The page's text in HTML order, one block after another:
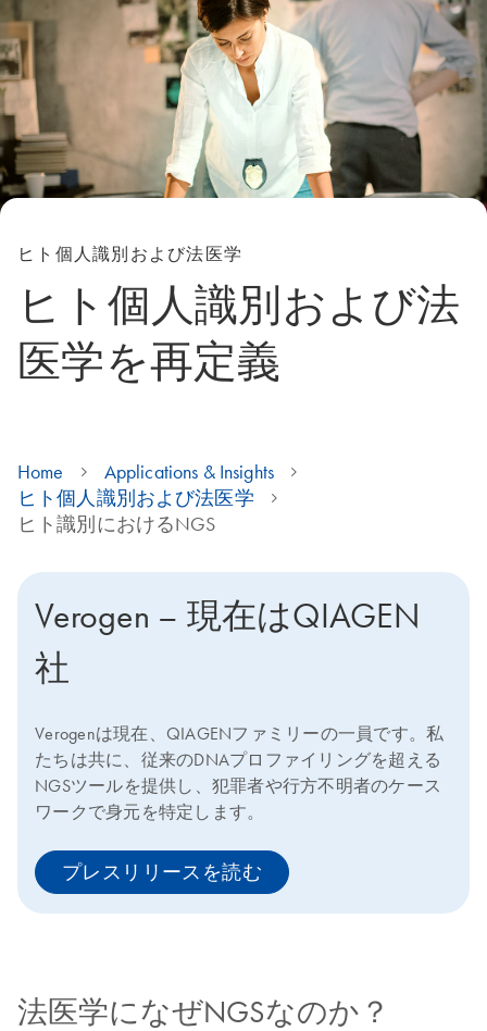
ヒト個人識別および法医学
ヒト個人識別および法
医学を再定義
Home
Applications & Insights
ヒト個人識別および法医学
ヒト識別におけるNGS
Verogen – 現在はQIAGEN
社
Verogenは現在、QIAGENファミリーの一員です。私
たちは共に、従来のDNAプロファイリングを超える
NGSツールを提供し、犯罪者や行方不明者のケース
ワークで身元を特定します。
プレスリリースを読む
法医学になぜNGSなのか？